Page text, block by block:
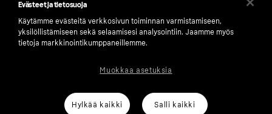
number: 556737-0431
Evästeet ja tietosuoja
Käytämme evästeitä verkkosivun toiminnan varmistamiseen,
yksilöllistämiseen sekä selaamisesi analysointiin. Jaamme myös
tietoja markkinointikumppaneillemme.
Hylkää kaikki Salli kaikki
Muokkaa asetuksia